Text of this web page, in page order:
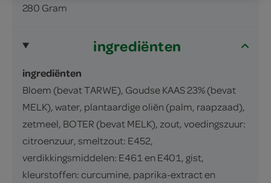
280 Gram
ingrediënten
ingrediënten
Bloem (bevat TARWE), Goudse KAAS 23% (bevat
MELK), water, plantaardige oliën (palm, raapzaad),
zetmeel, BOTER (bevat MELK), zout, voedingszuur:
citroenzuur, smeltzout: E452,
verdikkingsmiddelen: E461 en E401, gist,
kleurstoffen: curcumine, paprika-extract en